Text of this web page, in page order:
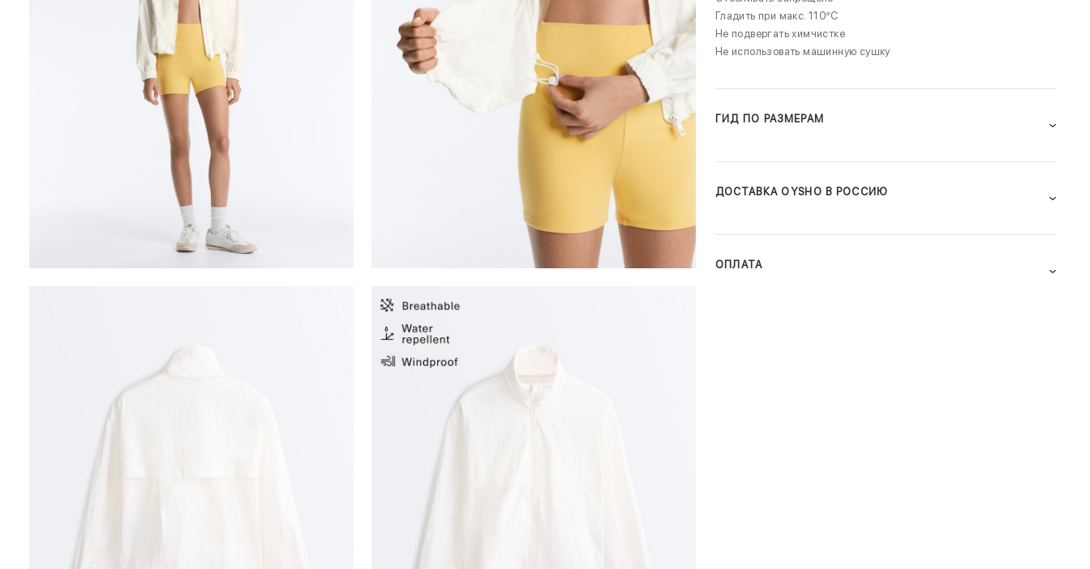
Гладить при макс. 110ºC
Не подвергать химчистке
Не использовать машинную сушку
ГИД ПО РАЗМЕРАМ
ДОСТАВКА OYSHO В РОССИЮ
ОПЛАТА